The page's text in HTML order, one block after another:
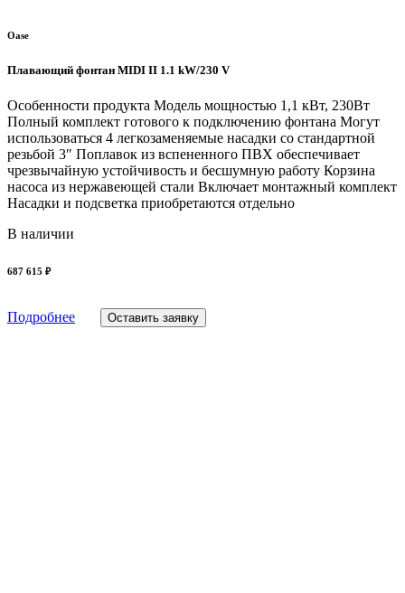
Oase
Плавающий фонтан MIDI II 1.1 kW/230 V
Особенности продукта Модель мощностью 1,1 кВт, 230Вт
Полный комплект готового к подключению фонтана Могут
использоваться 4 легкозаменяемые насадки со стандартной
резьбой 3″ Поплавок из вспененного ПВХ обеспечивает
чрезвычайную устойчивость и бесшумную работу Корзина
насоса из нержавеющей стали Включает монтажный комплект
Насадки и подсветка приобретаются отдельно
В наличии
687 615 ₽
Подробнее Оставить заявку